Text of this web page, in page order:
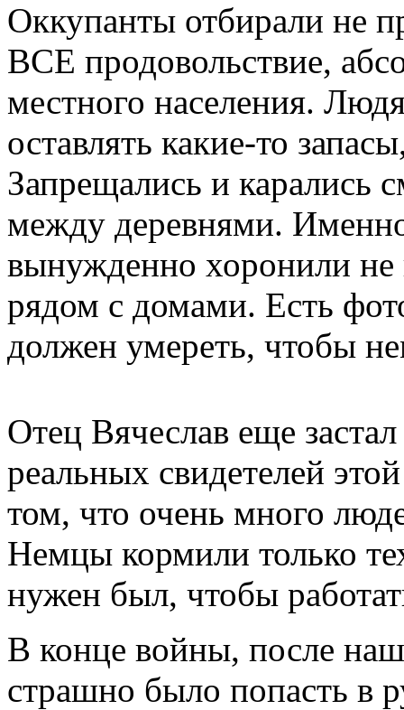
Оккупанты отбирали не
ВСЕ продовольствие,
местного населения.
оставлять какие-то
Запрещались и карались
между деревнями.
вынужденно хоронили не
рядом с домами. Есть
должен умереть, чтобы
Отец Вячеслав еще
реальных свидетелей
том, что очень много
Немцы кормили только
нужен был, чтобы
В конце войны, после
страшно было попасть в